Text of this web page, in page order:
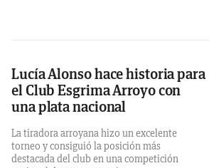
Lucía Alonso hace historia para
el Club Esgrima Arroyo con
una plata nacional
La tiradora arroyana hizo un excelente
torneo y consiguió la posición más
destacada del club en una competición